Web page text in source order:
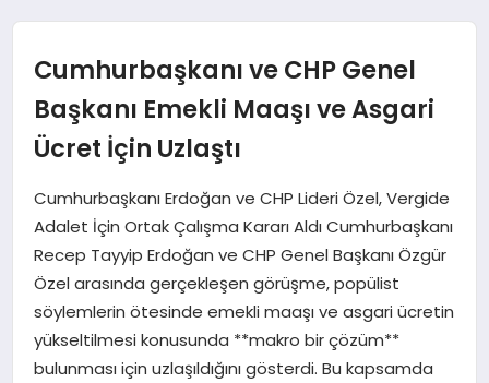
GÜNDEM
MAGAZIN
SAĞLIK
TEKNOLOJI
Cumhurbaşkanı ve CHP Genel
Başkanı Emekli Maaşı ve Asgari
Ücret İçin Uzlaştı
Cumhurbaşkanı Erdoğan ve CHP Lideri Özel, Vergide
Adalet İçin Ortak Çalışma Kararı Aldı Cumhurbaşkanı
Recep Tayyip Erdoğan ve CHP Genel Başkanı Özgür
Özel arasında gerçekleşen görüşme, popülist
söylemlerin ötesinde emekli maaşı ve asgari ücretin
yükseltilmesi konusunda **makro bir çözüm**
bulunması için uzlaşıldığını gösterdi. Bu kapsamda